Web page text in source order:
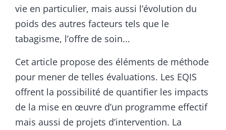
vie en particulier, mais aussi l’évolution du
poids des autres facteurs tels que le
tabagisme, l’offre de soin...
Cet article propose des éléments de méthode
pour mener de telles évaluations. Les EQIS
offrent la possibilité de quantifier les impacts
de la mise en œuvre d’un programme effectif
mais aussi de projets d’intervention. La